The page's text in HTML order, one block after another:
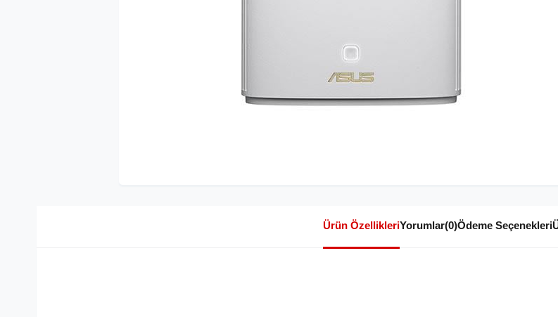
Ürün ÖzellikleriYorumlar(0)Ödeme Seçenekleri